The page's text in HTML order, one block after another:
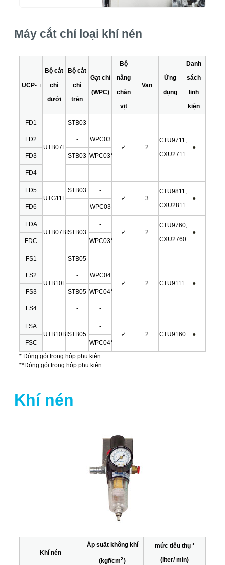
Máy cắt chỉ loại khí nén
UCP-□
Bộ cắt
chỉ
dưới
Bộ cắt
chỉ
trên
Gạt chỉ
(WPC)
Bộ
nâng
chân
vịt
Van
Ứng
dụng
Danh
sách
linh
kiện
FD1
FD2
FD3
FD4
UTB07F
STB03
-
STB03
-
-
WPC03
WPC03*
-
✓ 2
CTU9711,
CXU2711
●
FD5
FD6
UTG11F
STB03
-
-
WPC03
✓ 3
CTU9811,
CXU2811
●
FDA
FDC
UTB07BFSTB03
-
WPC03*
✓ 2
CTU9760,
CXU2760
●
FS1
FS2
FS3
FS4
UTB10F
STB05
-
STB05
-
-
WPC04
WPC04*
-
✓ 2 CTU9111 ●
FSA
FSC
UTB10BFSTB05
-
WPC04*
✓ 2 CTU9160 ●
* Đóng gói trong hộp phụ kiện
**Đóng gói trong hộp phụ kiện
Khí nén
Khí nén
Áp suất không khí
(kgf/cm2)
mức tiêu thụ *
(liter/ min)